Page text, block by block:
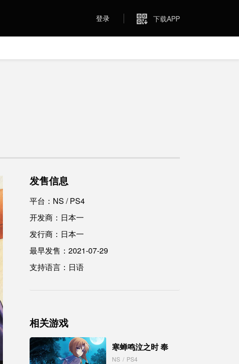
登录 下载APP
发售信息
平台：NS / PS4
开发商：日本一
发行商：日本一
最早发售：2021-07-29
支持语言：日语
相关游戏
寒蝉鸣泣之时 奉
NS / PS4